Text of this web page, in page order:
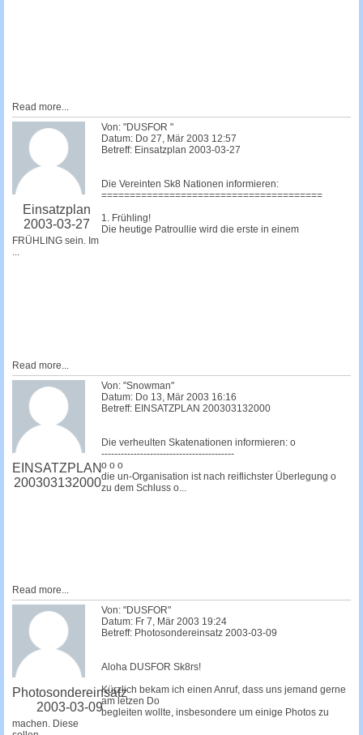
Read more...
Einsatzplan
2003-03-27
Von: "DUSFOR "
Datum: Do 27, Mär 2003 12:57
Betreff: Einsatzplan 2003-03-27
Die Vereinten Sk8 Nationen informieren:
=======================================
1. Frühling!
Die heutige Patroullie wird die erste in einem
FRÜHLING sein. Im
...
Read more...
EINSATZPLAN
200303132000
Von: "Snowman"
Datum: Do 13, Mär 2003 16:16
Betreff: EINSATZPLAN 200303132000
Die verheulten Skatenationen informieren: o
-----------------------------------------
o o o
die un-Organisation ist nach reiflichster Überlegung o
zu dem Schluss o...
Read more...
Photosondereinsatz
2003-03-09
Von: "DUSFOR"
Datum: Fr 7, Mär 2003 19:24
Betreff: Photosondereinsatz 2003-03-09
Aloha DUSFOR Sk8rs!
Kürzlich bekam ich einen Anruf, dass uns jemand gerne
am letzen Do
begleiten wollte, insbesondere um einige Photos zu
machen. Diese